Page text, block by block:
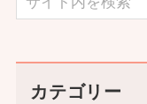
カテゴリー